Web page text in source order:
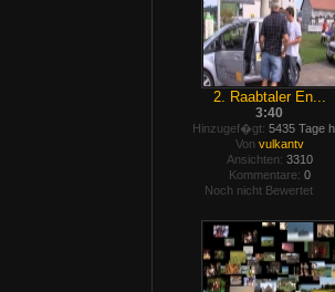
2. Raabtaler En...
3:40
Hinzugef�gt: 5435 Tage
Von vulkantv
Ansichten: 3310
Kommentare: 0
Noch nicht Bewertet